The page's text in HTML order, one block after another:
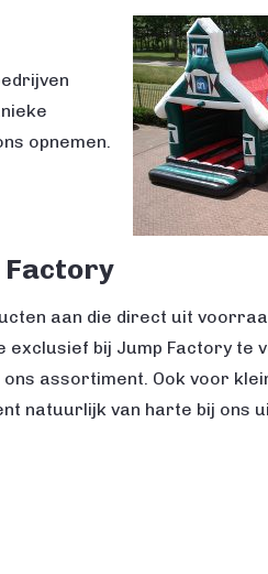
opnemen.
aan die direct uit
exclusief bij Jump Factory te
ons assortiment. Ook voor
natuurlijk van harte bij ons